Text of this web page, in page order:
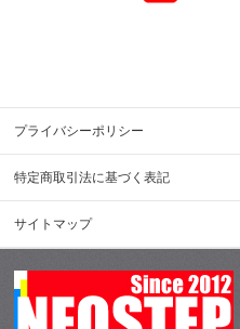
プライバシーポリシー
特定商取引法に基づく表記
サイトマップ